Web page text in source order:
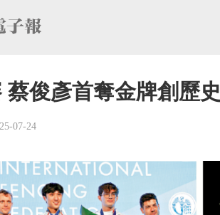
蔡俊彥首奪金牌創歷史
07-24